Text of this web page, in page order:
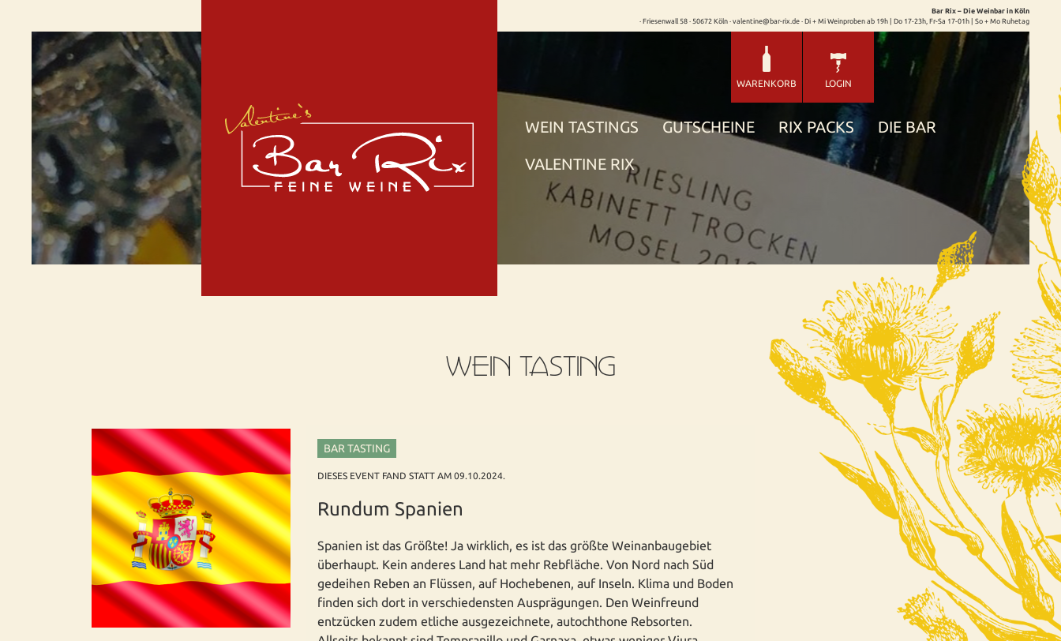
Bar Rix – Die Weinbar in Köln
· Friesenwall 58 · 50672 Köln · valentine@bar-rix.de · Di + Mi Weinproben ab 19h | Do 17-23h, Fr-Sa 17-01h | So + Mo Ruhetag
WARENKORB LOGIN
WEIN TASTINGS GUTSCHEINE RIX PACKS DIE BAR
VALENTINE RIX
WEIN TASTING
BAR TASTING
DIESES EVENT FAND STATT AM 09.10.2024.
Rundum Spanien
Spanien ist das Größte! Ja wirklich, es ist das größte Weinanbaugebiet
überhaupt. Kein anderes Land hat mehr Rebfläche. Von Nord nach Süd
gedeihen Reben an Flüssen, auf Hochebenen, auf Inseln. Klima und Boden
finden sich dort in verschiedensten Ausprägungen. Den Weinfreund
entzücken zudem etliche ausgezeichnete, autochthone Rebsorten.